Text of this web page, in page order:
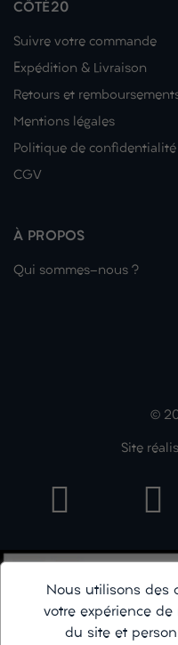
CÔTÉ20
Suivre votre commande
Expédition & Livraison
Retours et
Mentions légales
Politique de confidentialité
CGV
À PROPOS
Qui sommes-nous ?
©
Site
Nous utilisons des
votre expérience de
du site et